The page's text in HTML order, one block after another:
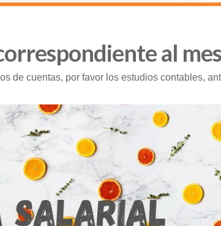
al
de cuentas, por favor los estudios contables,